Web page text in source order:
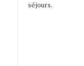
séjours.